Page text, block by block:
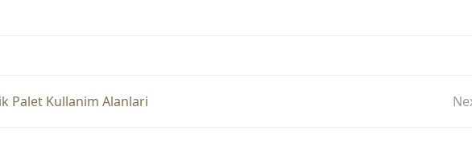
Palet Kullanim Alanlari